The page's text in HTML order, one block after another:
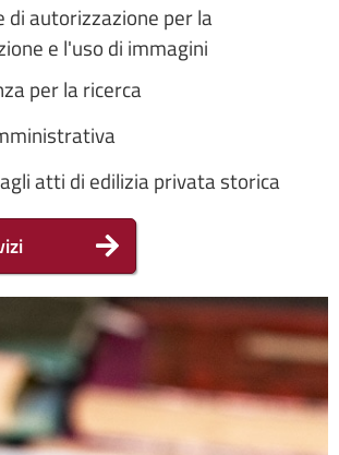
di autorizzazione per la
e l'uso di immagini
per la ricerca
atti di edilizia privata storica